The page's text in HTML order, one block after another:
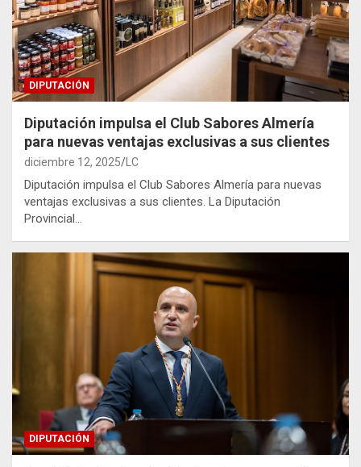
DIPUTACIÓN
Diputación impulsa el Club Sabores Almería
para nuevas ventajas exclusivas a sus clientes
diciembre 12, 2025 LC
Diputación impulsa el Club Sabores Almería para nuevas
ventajas exclusivas a sus clientes. La Diputación
Provincial…
DIPUTACIÓN